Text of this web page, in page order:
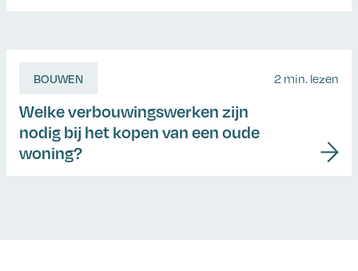
BOUWEN 2 min. lezen
Welke verbouwingswerken zijn
nodig bij het kopen van een oude
woning?